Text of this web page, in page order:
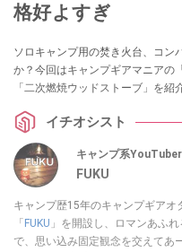
格好よすぎ
ソロキャンプ用の焚き火台、コン
か？今回はキャンプギアマニアの
「二次燃焼ウッドストーブ」を紹
イチオシスト
キャンプ系YouTuber
FUKU
キャンプ歴15年のキャンプギア
「 FUKU 」を開設し、ロマンあふ
で、思い込み固定観念を交えてあ